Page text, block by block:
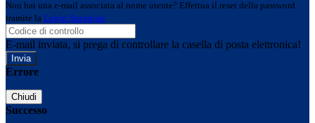
Non hai una e-mail associata al nome utente? Effettua il reset della password
tramite la Login Spaggiari
E-mail inviata, si prega di controllare la casella di posta elettronica!
Errore
Chiudi
Successo